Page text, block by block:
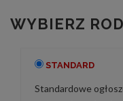
WYBIERZ
STANDARD
Standardowe